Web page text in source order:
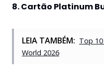
8. Cartão Platinum
LEIA TAMBÉM: Top
World 2026